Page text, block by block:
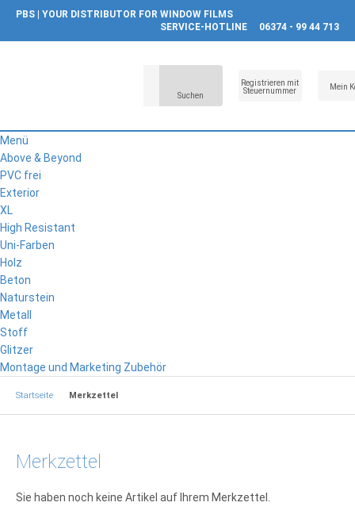
PBS | YOUR DISTRIBUTOR FOR WINDOW FILMS
SERVICE-HOTLINE
06374 - 99 44 713
Suchen
Registrieren mit
Steuernummer
Mein
Menü
Above & Beyond
PVC frei
Exterior
XL
High Resistant
Uni-Farben
Holz
Beton
Naturstein
Metall
Stoff
Glitzer
Montage und Marketing Zubehör
Startseite Merkzettel
Merkzettel
Sie haben noch keine Artikel auf Ihrem Merkzettel.